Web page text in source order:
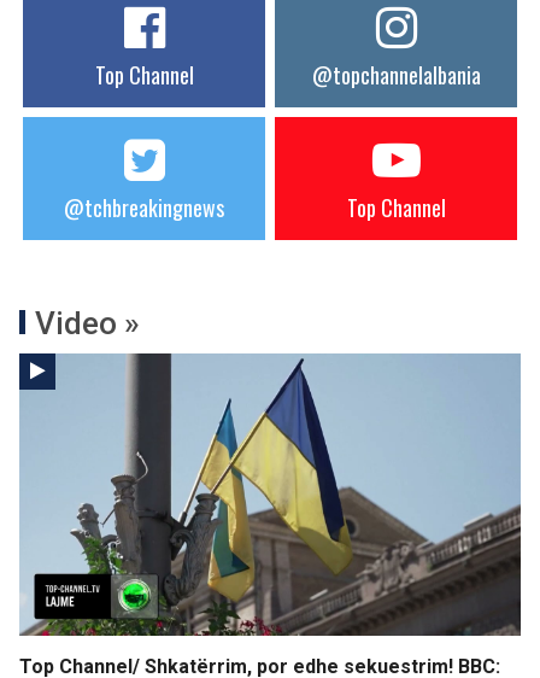
Top Channel @topchannelalbania
@tchbreakingnews Top Channel
Video »
Top Channel/ Shkatërrim, por edhe sekuestrim! BBC: